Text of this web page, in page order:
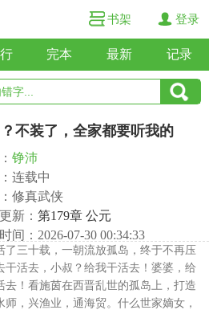
书架 登录
完本 最新 记录
不装了，全家都要听我的
铮沛
连载中
修真武侠
新： 第179章 公元
间：2026-07-30 00:34:33
了三十载，一朝流放孤岛，终于不再压
干活去，小叔？给我干活去！婆婆，给
去！看施茵在西晋乱世的孤岛上，打造
，兴渔业，通海贸。什么世家嫡女，